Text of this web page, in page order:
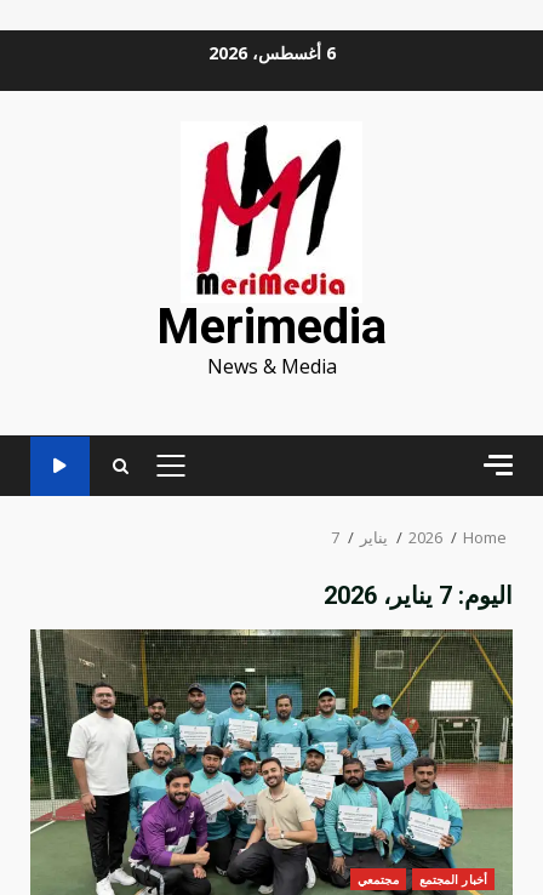
6 أغسطس، 2026
Merimedia
News & Media
PRIMARY
Home
2026 يناير 7
اليوم: 7 يناير، 2026
أخبار المجتمع مجتمعي